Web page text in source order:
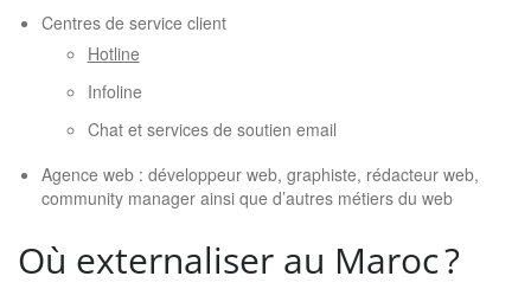
Centres de service client
Hotline
Infoline
Chat et services de soutien email
Agence web : développeur web, graphiste, rédacteur web,
community manager ainsi que d’autres métiers du web
Où externaliser au Maroc ?